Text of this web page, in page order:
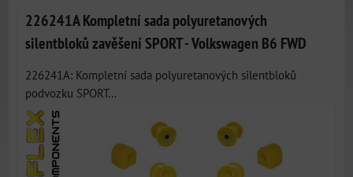
226241A Kompletní sada polyuretanových
silentbloků zavěšení SPORT - Volkswagen B6 FWD
226241A: Kompletní sada polyuretanových silentbloků
podvozku SPORT...